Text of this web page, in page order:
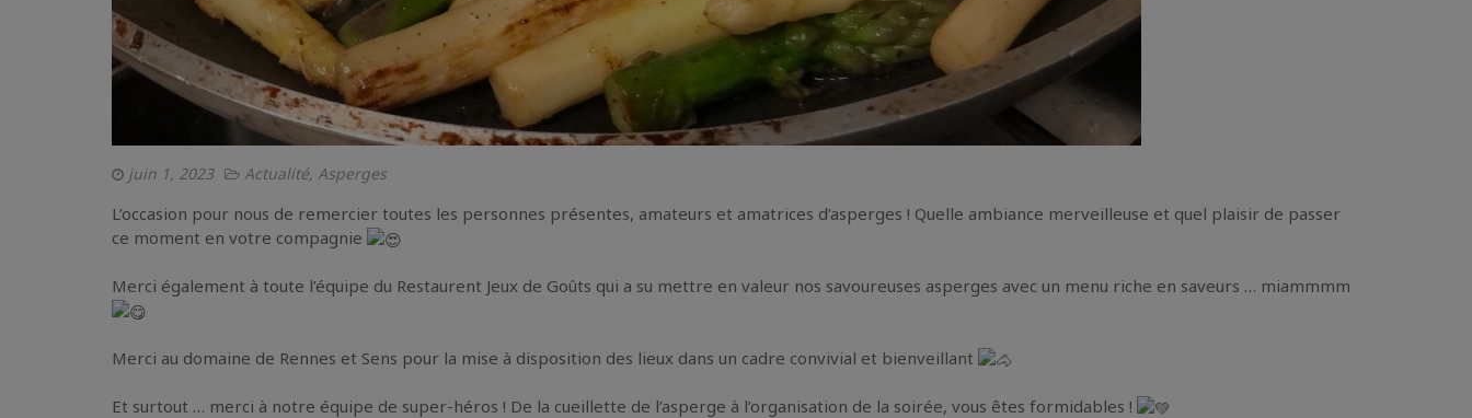
juin 1, 2023 Actualité, Asperges
L’occasion pour nous de remercier toutes les personnes présentes, amateurs et amatrices d’asperges ! Quelle ambiance merveilleuse et quel plaisir de passer
ce moment en votre compagnie
Merci également à toute l’équipe du Restaurent Jeux de Goûts qui a su mettre en valeur nos savoureuses asperges avec un menu riche en saveurs … miammmm
Merci au domaine de Rennes et Sens pour la mise à disposition des lieux dans un cadre convivial et bienveillant
Et surtout … merci à notre équipe de super-héros ! De la cueillette de l’asperge à l’organisation de la soirée, vous êtes formidables !